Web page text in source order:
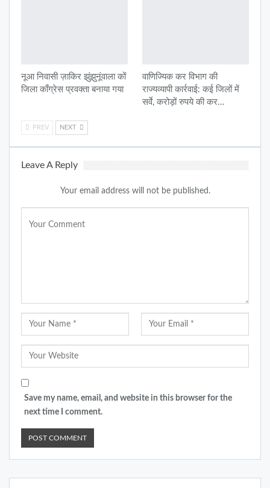
नूआ निवासी ज़ाकिर झुंझुनूंवाला कों
जिला काँग्रेस प्रवक्ता बनाया गया
वाणिज्यिक कर विभाग की
राज्यव्यापी कार्रवाई: कई जिलों में
सर्वे, करोड़ों रुपये की कर…
PREV NEXT
Leave A Reply
Your email address will not be published.
Save my name, email, and website in this browser for the
next time I comment.